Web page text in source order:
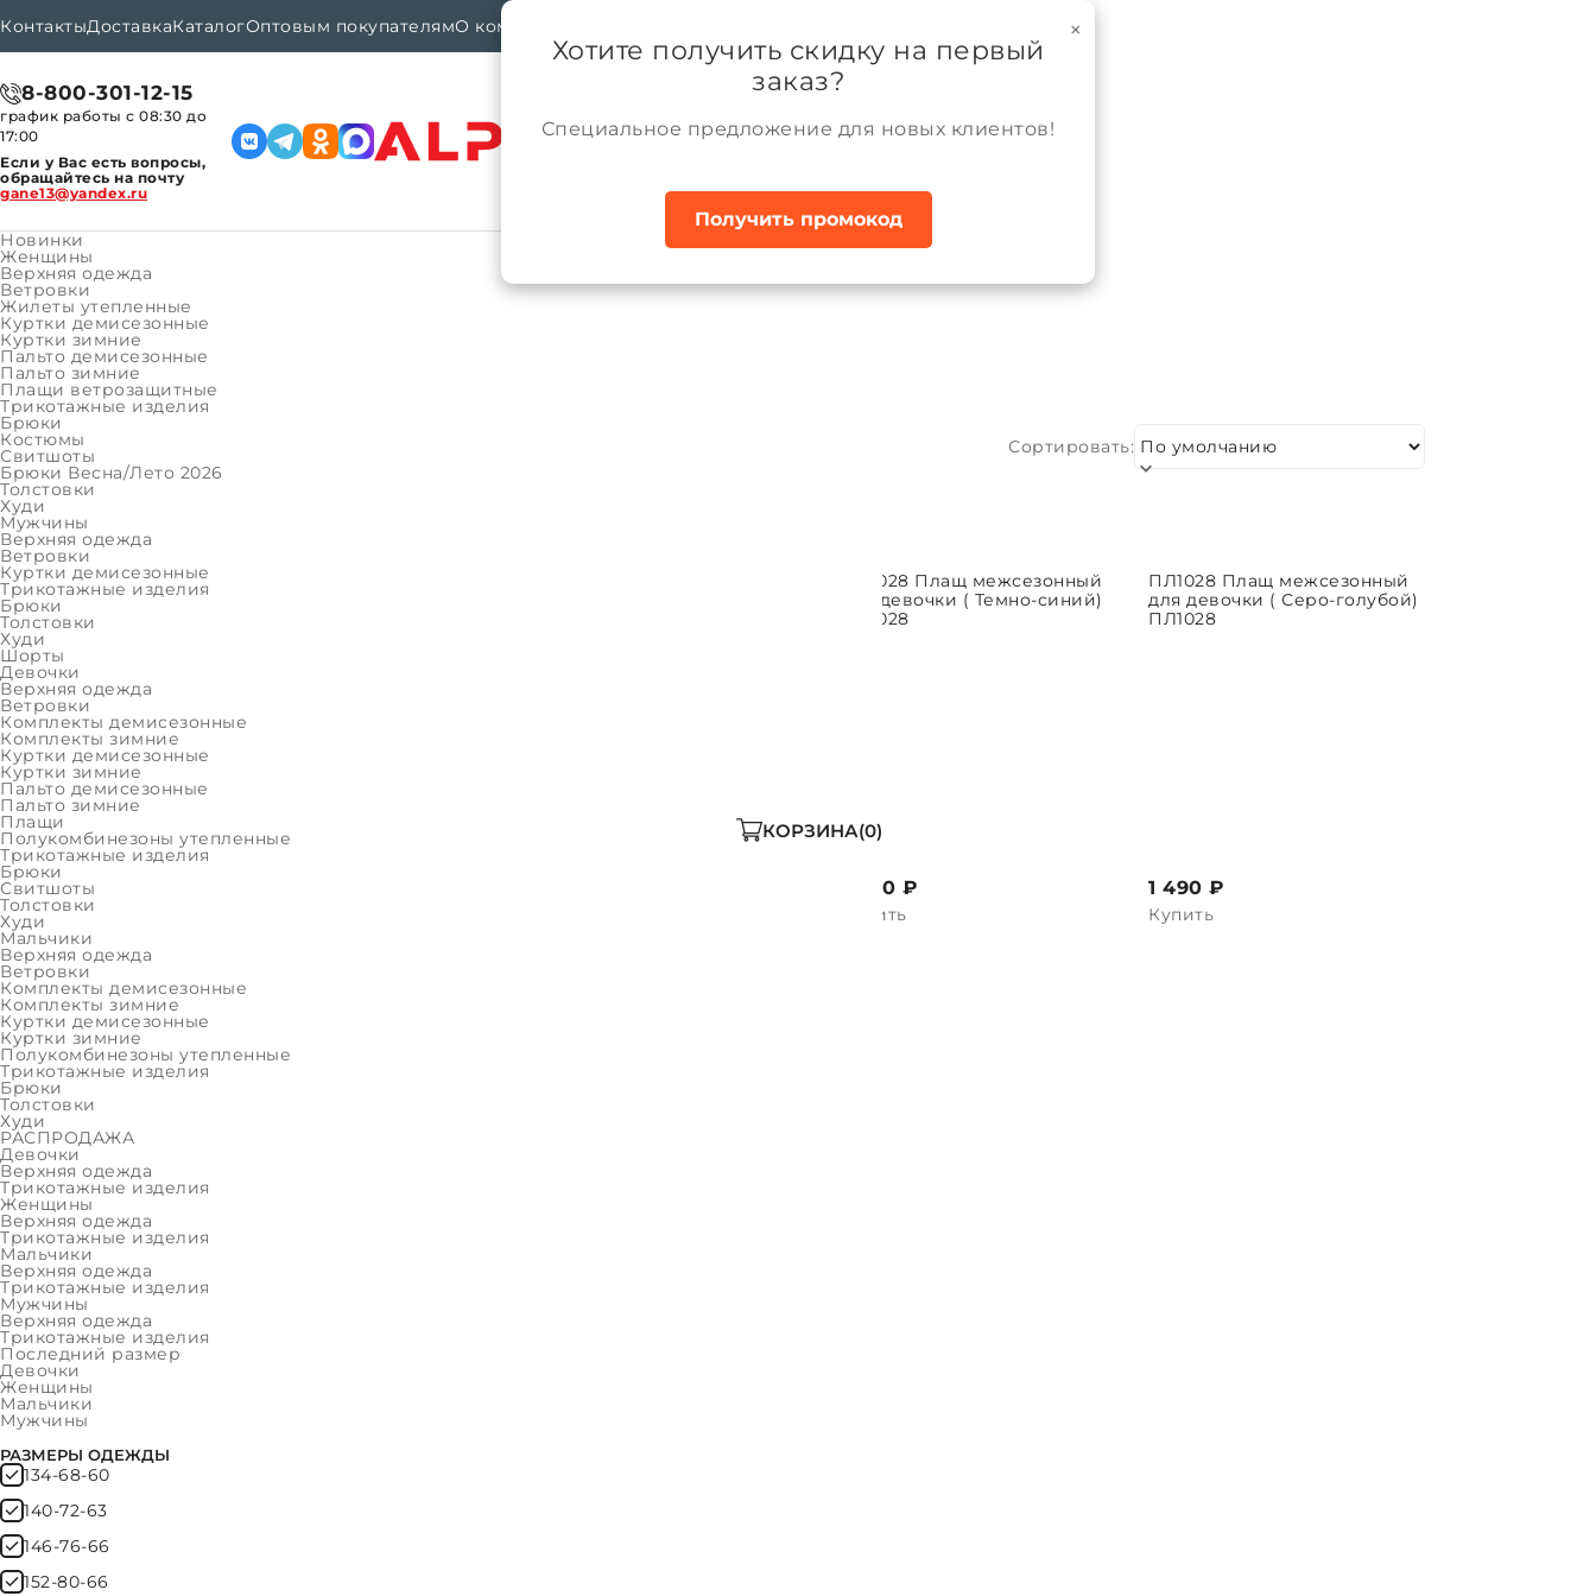
КонтактыДоставкаКаталогОптовым покупателямО компании
8-800-301-12-15
график работы с 08:30 до
17:00
Если у Вас есть вопросы,
обращайтесь на почту
gane13@yandex.ru
Новинки
Женщины
Верхняя одежда
Ветровки
Жилеты утепленные
Куртки демисезонные
Куртки зимние
Пальто демисезонные
Пальто зимние
Плащи ветрозащитные
Трикотажные изделия
Брюки
Костюмы
Свитшоты
Брюки Весна/Лето 2026
Толстовки
Худи
Мужчины
Верхняя одежда
Ветровки
Куртки демисезонные
Трикотажные изделия
Брюки
Толстовки
Худи
Шорты
Девочки
Верхняя одежда
Ветровки
Комплекты демисезонные
Комплекты зимние
Куртки демисезонные
Куртки зимние
Пальто демисезонные
Пальто зимние
Плащи
Полукомбинезоны утепленные
Трикотажные изделия
Брюки
Свитшоты
Толстовки
Худи
Мальчики
Верхняя одежда
Ветровки
Комплекты демисезонные
Комплекты зимние
Куртки демисезонные
Куртки зимние
Полукомбинезоны утепленные
Трикотажные изделия
Брюки
Толстовки
Худи
РАСПРОДАЖА
Девочки
Верхняя одежда
Трикотажные изделия
Женщины
Верхняя одежда
Трикотажные изделия
Мальчики
Верхняя одежда
Трикотажные изделия
Мужчины
Верхняя одежда
Трикотажные изделия
Последний размер
Девочки
Женщины
Мальчики
Мужчины
КОРЗИНА 0
Главная Каталог Плащи
ФИЛЬТР
ОЧИСТИТЬ
ЦВЕТ ОДЕЖДЫ
Оливковый
Серо-голубой
Темно-синий
РАЗМЕРЫ ОДЕЖДЫ
134-68-60
140-72-63
146-76-66
152-80-66
КАТАЛОГ ТОВАРОВ
Женщины
Верхняя одежда
Трикотажные изделия
Мужчины
Верхняя одежда
Трикотажные изделия
Девочки
Верхняя одежда
Трикотажные изделия
Мальчики
Верхняя одежда
Трикотажные изделия
РАСПРОДАЖА
Девочки
Женщины
Мальчики
Мужчины
Последний размер
Девочки
Женщины
Мальчики
Мужчины
Сортировать:
ВЫБРАТЬ ПАРАМЕТРЫПЛ1028 Плащ межсезонный
для девочки ( Темно-синий)
ПЛ1028
1 490 ₽
Купить
ВЫБРАТЬ ПАРАМЕТРЫПЛ1028 Плащ межсезонный
для девочки ( Серо-голубой)
ПЛ1028
1 490 ₽
Купить
×
Хотите получить скидку на первый
заказ?
Специальное предложение для новых клиентов!
Получить промокод